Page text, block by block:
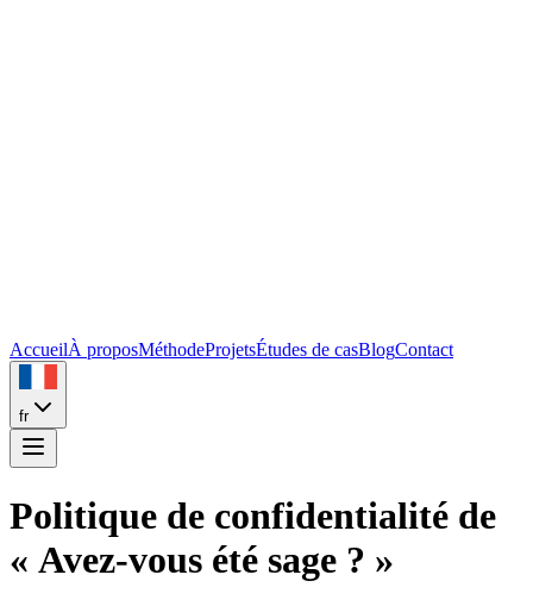
AccueilÀ proposMéthodeProjetsÉtudes de casBlogContact
fr
Politique de confidentialité de
« Avez-vous été sage ? »